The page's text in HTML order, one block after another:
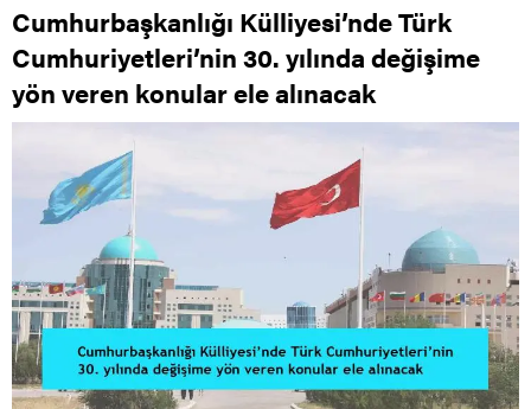
Cumhurbaşkanlığı Külliyesi’nde Türk
Cumhuriyetleri’nin 30. yılında değişime
yön veren konular ele alınacak